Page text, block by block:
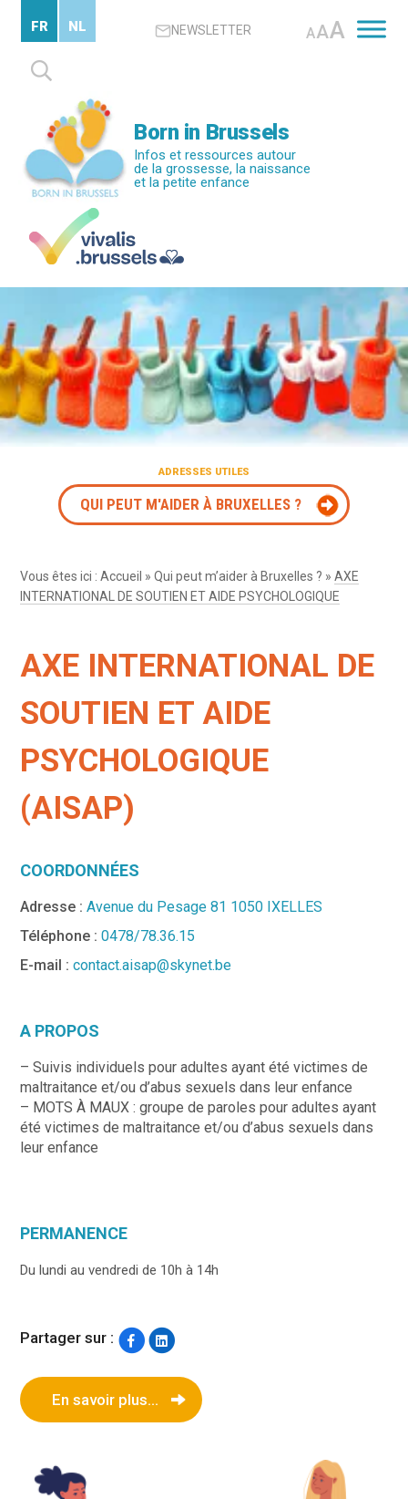
contenu
principal
NEWSLETTER AAA
Rechercher :
FR NL
Born in Brussels
Infos et ressources autour
de la grossesse, la naissance
et la petite enfance
ADRESSES UTILES
QUI PEUT M'AIDER À BRUXELLES ?
Vous êtes ici :Accueil »Qui peut m’aider à Bruxelles ? »AXE
INTERNATIONAL DE SOUTIEN ET AIDE PSYCHOLOGIQUE
AXE INTERNATIONAL DE
SOUTIEN ET AIDE
PSYCHOLOGIQUE
(AISAP)
COORDONNÉES
Adresse : Avenue du Pesage 81 1050 IXELLES
Téléphone :0478/78.36.15
E-mail : contact.aisap@skynet.be
A PROPOS
– Suivis individuels pour adultes ayant été victimes de
maltraitance et/ou d’abus sexuels dans leur enfance
– MOTS À MAUX : groupe de paroles pour adultes ayant
été victimes de maltraitance et/ou d’abus sexuels dans
leur enfance
PERMANENCE
Du lundi au vendredi de 10h à 14h
Partager sur :
En savoir plus...